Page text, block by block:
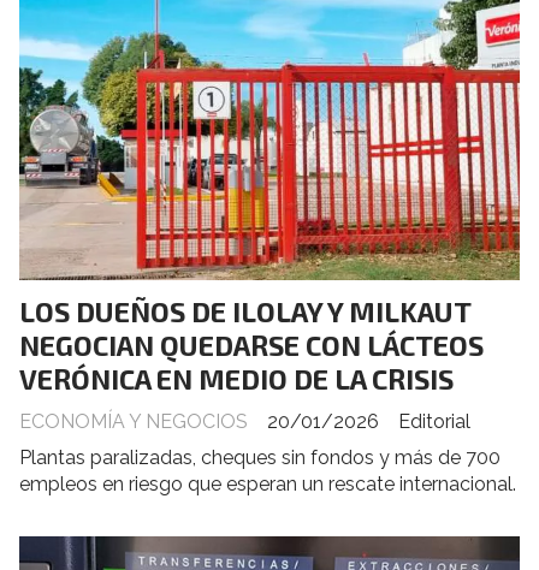
LOS DUEÑOS DE ILOLAY Y MILKAUT
NEGOCIAN QUEDARSE CON LÁCTEOS
VERÓNICA EN MEDIO DE LA CRISIS
Editorial
ECONOMÍA Y NEGOCIOS
20/01/2026
Plantas paralizadas, cheques sin fondos y más de 700
empleos en riesgo que esperan un rescate internacional.